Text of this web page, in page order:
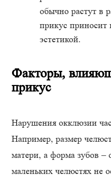
обычно растут в
прикус приносит
эстетикой.
Факторы,
прикус
Нарушения окклюзии
Например, размер
матери, а форма зубов –
маленьких челюстях не